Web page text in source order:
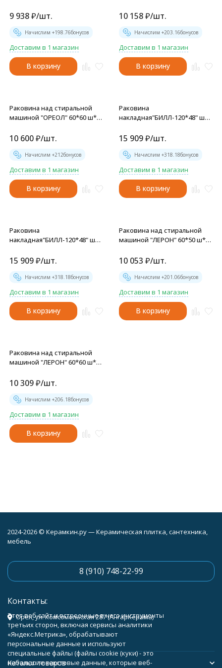
БП-00006547
9 938₽/шт.
Начислим +198.76бонусов
Доставим в 1 магазин
В корзину
БП-00006548
10 158₽/шт.
Начислим +203.16бонусов
Доставим в 1 магазин
В корзину
Раковина над стиральной
машиной "ОРЕОЛ" 60*60 ш*г,
БП-00006545
10 600₽/шт.
Начислим +212бонусов
Доставим в 1 магазин
В корзину
Раковина
накладная"БИЛЛ-120*48" ш*г
крепление, кронштейн)
15 909₽/шт.
Начислим +318.18бонусов
Доставим в 1 магазин
В корзину
Раковина
накладная"БИЛЛ-120*48" ш*г
крепление, кронштейн)
15 909₽/шт.
Начислим +318.18бонусов
Доставим в 1 магазин
В корзину
Раковина над стиральной
машиной "ЛЕРОН" 60*50 ш*г,
00-001442
10 053 ₽/шт.
Начислим +201.06бонусов
Доставим в 1 магазин
В корзину
Раковина над стиральной
машиной "ЛЕРОН" 60*60 ш*г,
00-001441
10 309₽/шт.
Начислим +206.18бонусов
Доставим в 1 магазин
В корзину
2024-2026 © Керамкин.ру — Керамическая плитка, сантехника,
мебель
8 (910) 748-22-99
Контакты:
Орёл, ул. Комсомольская 287 (АнгарКерама)
Каталог товаров
Этот веб-сайт и встроенные в него инструменты
третьих сторон, включая сервисы аналитики
«Яндекс.Метрика», обрабатывают
персональные данные и используют
специальные файлы (файлы cookie (куки) - это
небольшие текстовые данные, которые веб-